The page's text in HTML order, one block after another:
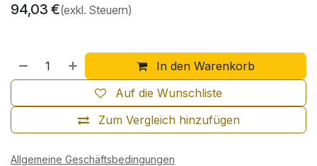
94,03 €(exkl. Steuern)
In den Warenkorb
Zum Vergleich hinzufügen
Auf die Wunschliste
Allgemeine Geschäftsbedingungen